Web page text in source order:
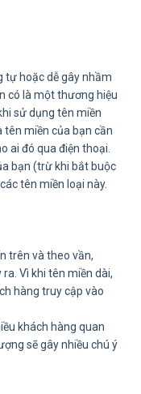
tự hoặc dễ gây nhầm
có là một thương hiệu
sử dụng tên miền
miền của bạn cần
ai đó qua điện thoại.
bạn (trừ khi bắt buộc
tên miền loại này.
trên và theo vần,
Vì khi tên miền dài,
hàng truy cập vào
khách hàng quan
sẽ gây nhiều chú ý